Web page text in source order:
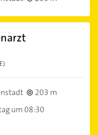
203 m
um 08:30